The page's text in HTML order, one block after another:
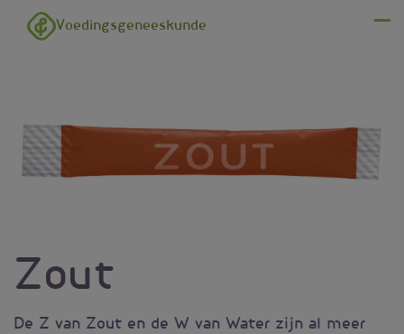
Overslaan en naar de inhoud gaan
Voedingsgeneeskunde
Zout
De Z van Zout en de W van Water zijn al meer